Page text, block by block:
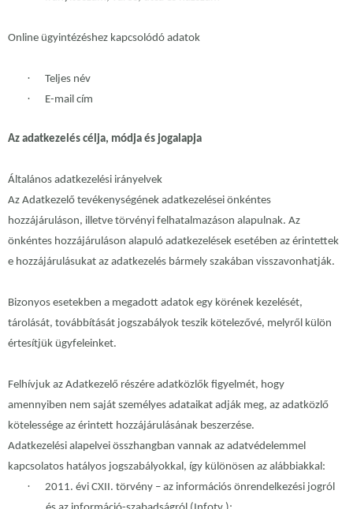
Online ügyintézéshez kapcsolódó adatok
· Teljes név
· E-mail cím
Az adatkezelés célja, módja és jogalapja
Általános adatkezelési irányelvek
Az Adatkezelő tevékenységének adatkezelései önkéntes
hozzájáruláson, illetve törvényi felhatalmazáson alapulnak. Az
önkéntes hozzájáruláson alapuló adatkezelések esetében az érintettek
e hozzájárulásukat az adatkezelés bármely szakában visszavonhatják.
Bizonyos esetekben a megadott adatok egy körének kezelését,
tárolását, továbbítását jogszabályok teszik kötelezővé, melyről külön
értesítjük ügyfeleinket.
Felhívjuk az Adatkezelő részére adatközlők figyelmét, hogy
amennyiben nem saját személyes adataikat adják meg, az adatközlő
kötelessége az érintett hozzájárulásának beszerzése.
Adatkezelési alapelvei összhangban vannak az adatvédelemmel
kapcsolatos hatályos jogszabályokkal, így különösen az alábbiakkal:
·
2011. évi CXII. törvény – az információs önrendelkezési jogról